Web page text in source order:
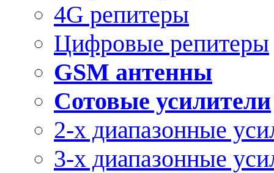
4G репитеры
Цифровые репитеры
GSM антенны
Сотовые усилители
2-х диапазонные
3-х диапазонные